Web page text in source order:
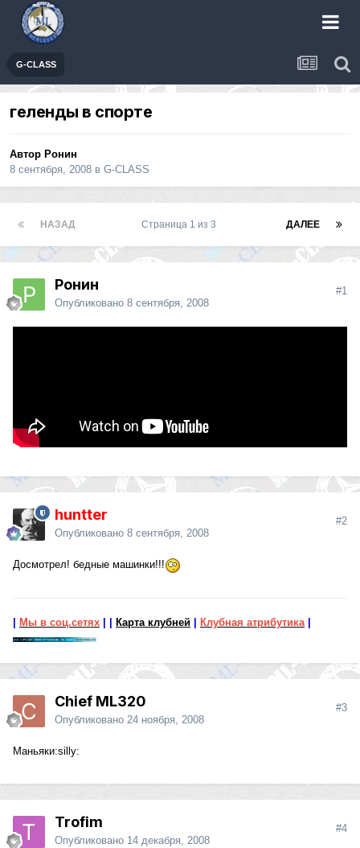
G-CLASS
геленды в спорте
Автор Ронин
8 сентября, 2008 в G-CLASS
НАЗАД ДАЛЕЕ
Страница 1 из 3
Ронин
Опубликовано 8 сентября, 2008
#1
huntter
Опубликовано 8 сентября, 2008
#2
Досмотрел! бедные машинки!!!
Мы в соц.сетях Карта клубней Клубная атрибутика|
Chief ML320
Опубликовано 24 ноября, 2008
#3
Маньяки:silly:
Trofim
Опубликовано 14 декабря, 2008
#4